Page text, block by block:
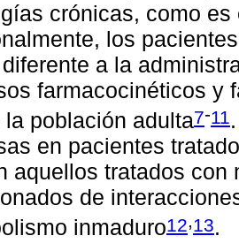
crónicas, como
los
a la
farmacocinéticos y
la población adulta7-11
en pacientes
aquellos tratados
de
inmaduro12,13.